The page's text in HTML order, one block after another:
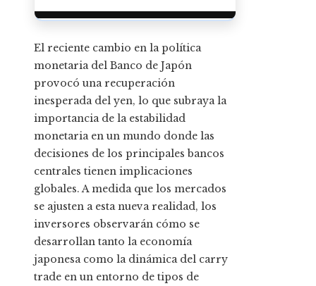
El reciente cambio en la política
monetaria del Banco de Japón
provocó una recuperación
inesperada del yen, lo que subraya la
importancia de la estabilidad
monetaria en un mundo donde las
decisiones de los principales bancos
centrales tienen implicaciones
globales. A medida que los mercados
se ajusten a esta nueva realidad, los
inversores observarán cómo se
desarrollan tanto la economía
japonesa como la dinámica del carry
trade en un entorno de tipos de